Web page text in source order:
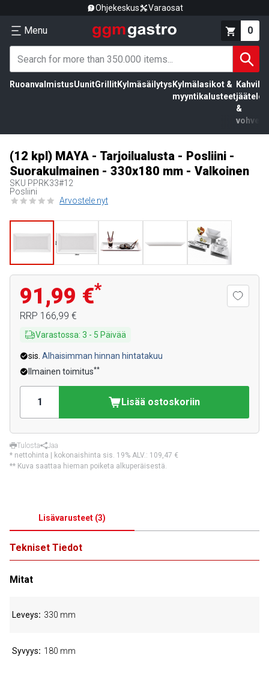
Ohjekeskus Varaosat
Menu 0
RuoanvalmistusUunitGrillitKylmäsäilytys Kylmälasikot &
myyntikalusteet
Kahvila,
jäätelö
&
vohvelit
(12 kpl) MAYA - Tarjoilualusta - Posliini -
Suorakulmainen - 330x180 mm - Valkoinen
SKU PPRK33#12
Posliini
Arvostele nyt
91,99 €*
RRP 166,99 €
Varastossa: 3 - 5 Päivää
sis. Alhaisimman hinnan hintatakuu
Ilmainen toimitus**
Lisää ostoskoriin
Tulosta
Jaa
* nettohinta | kokonaishinta sis. 19% ALV.: 109,47 €
** Kuva saattaa hieman poiketa alkuperäisestä.
Lisävarusteet (3)
Tekniset Tiedot
Mitat
Leveys 330 mm
Syvyys 180 mm